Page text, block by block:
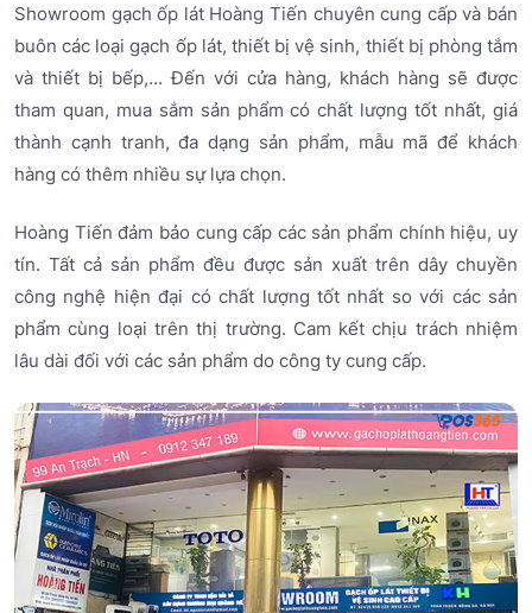
Showroom gạch ốp lát Hoàng Tiến chuyên cung cấp và bán
buôn các loại gạch ốp lát, thiết bị vệ sinh, thiết bị phòng tắm
và thiết bị bếp,... Đến với cửa hàng, khách hàng sẽ được
tham quan, mua sắm sản phẩm có chất lượng tốt nhất, giá
thành cạnh tranh, đa dạng sản phẩm, mẫu mã để khách
hàng có thêm nhiều sự lựa chọn.
Hoàng Tiến đảm bảo cung cấp các sản phẩm chính hiệu, uy
tín. Tất cả sản phẩm đều được sản xuất trên dây chuyền
công nghệ hiện đại có chất lượng tốt nhất so với các sản
phẩm cùng loại trên thị trường. Cam kết chịu trách nhiệm
lâu dài đối với các sản phẩm do công ty cung cấp.